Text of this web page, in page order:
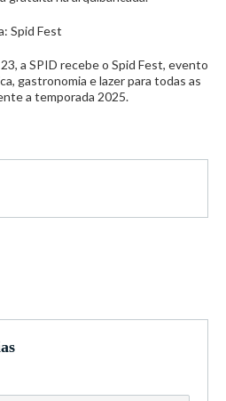
Spid Fest
a SPID recebe o Spid Fest, evento
gastronomia e lazer para todas as
a temporada 2025.